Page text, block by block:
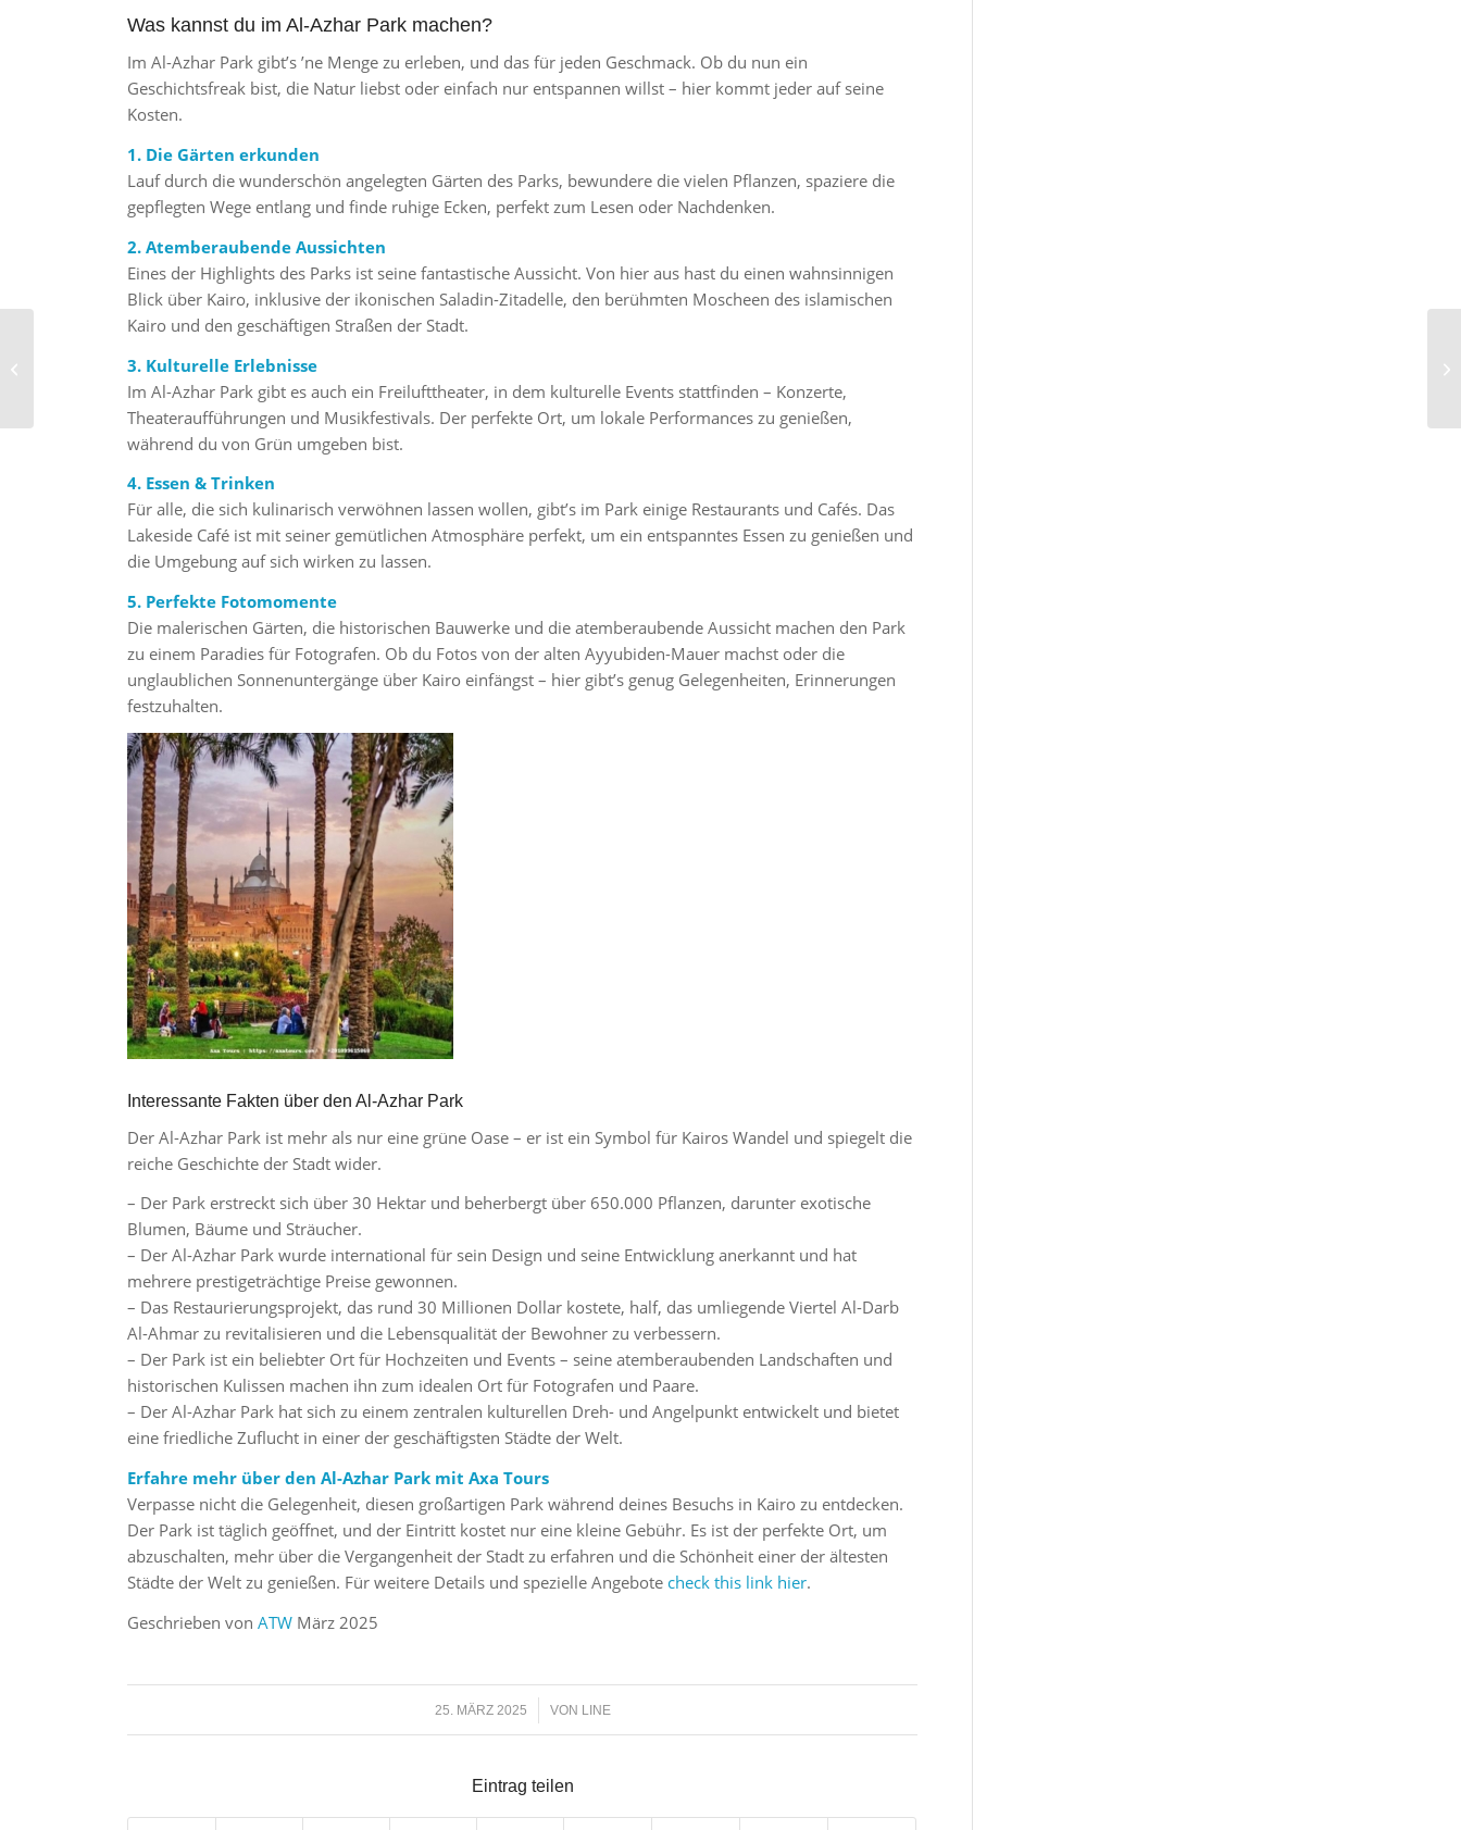
Was kannst du im Al-Azhar Park machen?
Im Al-Azhar Park gibt’s ’ne Menge zu erleben, und das für jeden Geschmack. Ob du nun ein
Geschichtsfreak bist, die Natur liebst oder einfach nur entspannen willst – hier kommt jeder auf seine
Kosten.
1. Die Gärten erkunden
Lauf durch die wunderschön angelegten Gärten des Parks, bewundere die vielen Pflanzen, spaziere die
gepflegten Wege entlang und finde ruhige Ecken, perfekt zum Lesen oder Nachdenken.
2. Atemberaubende Aussichten
Eines der Highlights des Parks ist seine fantastische Aussicht. Von hier aus hast du einen wahnsinnigen
Blick über Kairo, inklusive der ikonischen Saladin-Zitadelle, den berühmten Moscheen des islamischen
Kairo und den geschäftigen Straßen der Stadt.
3. Kulturelle Erlebnisse
Im Al-Azhar Park gibt es auch ein Freilufttheater, in dem kulturelle Events stattfinden – Konzerte,
Theateraufführungen und Musikfestivals. Der perfekte Ort, um lokale Performances zu genießen,
während du von Grün umgeben bist.
4. Essen & Trinken
Für alle, die sich kulinarisch verwöhnen lassen wollen, gibt’s im Park einige Restaurants und Cafés. Das
Lakeside Café ist mit seiner gemütlichen Atmosphäre perfekt, um ein entspanntes Essen zu genießen und
die Umgebung auf sich wirken zu lassen.
5. Perfekte Fotomomente
Die malerischen Gärten, die historischen Bauwerke und die atemberaubende Aussicht machen den Park
zu einem Paradies für Fotografen. Ob du Fotos von der alten Ayyubiden-Mauer machst oder die
unglaublichen Sonnenuntergänge über Kairo einfängst – hier gibt’s genug Gelegenheiten, Erinnerungen
festzuhalten.
Interessante Fakten über den Al-Azhar Park
Der Al-Azhar Park ist mehr als nur eine grüne Oase – er ist ein Symbol für Kairos Wandel und spiegelt die
reiche Geschichte der Stadt wider.
– Der Park erstreckt sich über 30 Hektar und beherbergt über 650.000 Pflanzen, darunter exotische
Blumen, Bäume und Sträucher.
– Der Al-Azhar Park wurde international für sein Design und seine Entwicklung anerkannt und hat
mehrere prestigeträchtige Preise gewonnen.
– Das Restaurierungsprojekt, das rund 30 Millionen Dollar kostete, half, das umliegende Viertel Al-Darb
Al-Ahmar zu revitalisieren und die Lebensqualität der Bewohner zu verbessern.
– Der Park ist ein beliebter Ort für Hochzeiten und Events – seine atemberaubenden Landschaften und
historischen Kulissen machen ihn zum idealen Ort für Fotografen und Paare.
– Der Al-Azhar Park hat sich zu einem zentralen kulturellen Dreh- und Angelpunkt entwickelt und bietet
eine friedliche Zuflucht in einer der geschäftigsten Städte der Welt.
Erfahre mehr über den Al-Azhar Park mit Axa Tours
Verpasse nicht die Gelegenheit, diesen großartigen Park während deines Besuchs in Kairo zu entdecken.
Der Park ist täglich geöffnet, und der Eintritt kostet nur eine kleine Gebühr. Es ist der perfekte Ort, um
abzuschalten, mehr über die Vergangenheit der Stadt zu erfahren und die Schönheit einer der ältesten
Städte der Welt zu genießen. Für weitere Details und spezielle Angebote check this link hier.
Geschrieben vonATW März 2025
25. MÄRZ 2025
/ VON LINE
Eintrag teilen
Ägyptisches Visum: